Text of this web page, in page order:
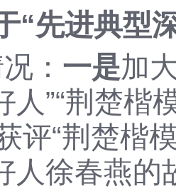
“先进典型
： 一是加
人”“荆楚楷
评“荆楚楷
人徐春燕的